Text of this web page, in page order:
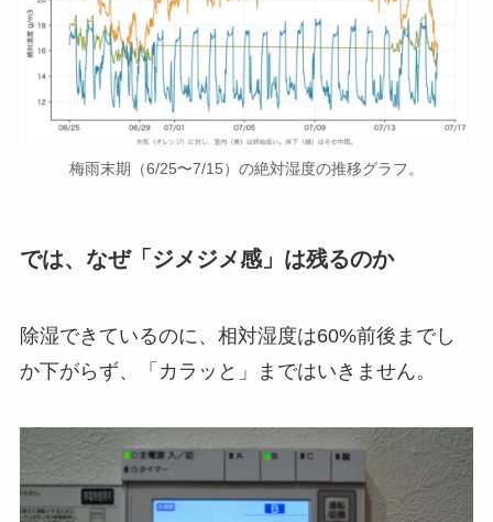
梅雨末期（6/25〜7/15）の絶対湿度の推移グラフ。
では、なぜ「ジメジメ感」は残るのか
除湿できているのに、相対湿度は60%前後までし
か下がらず、「カラッと」まではいきません。